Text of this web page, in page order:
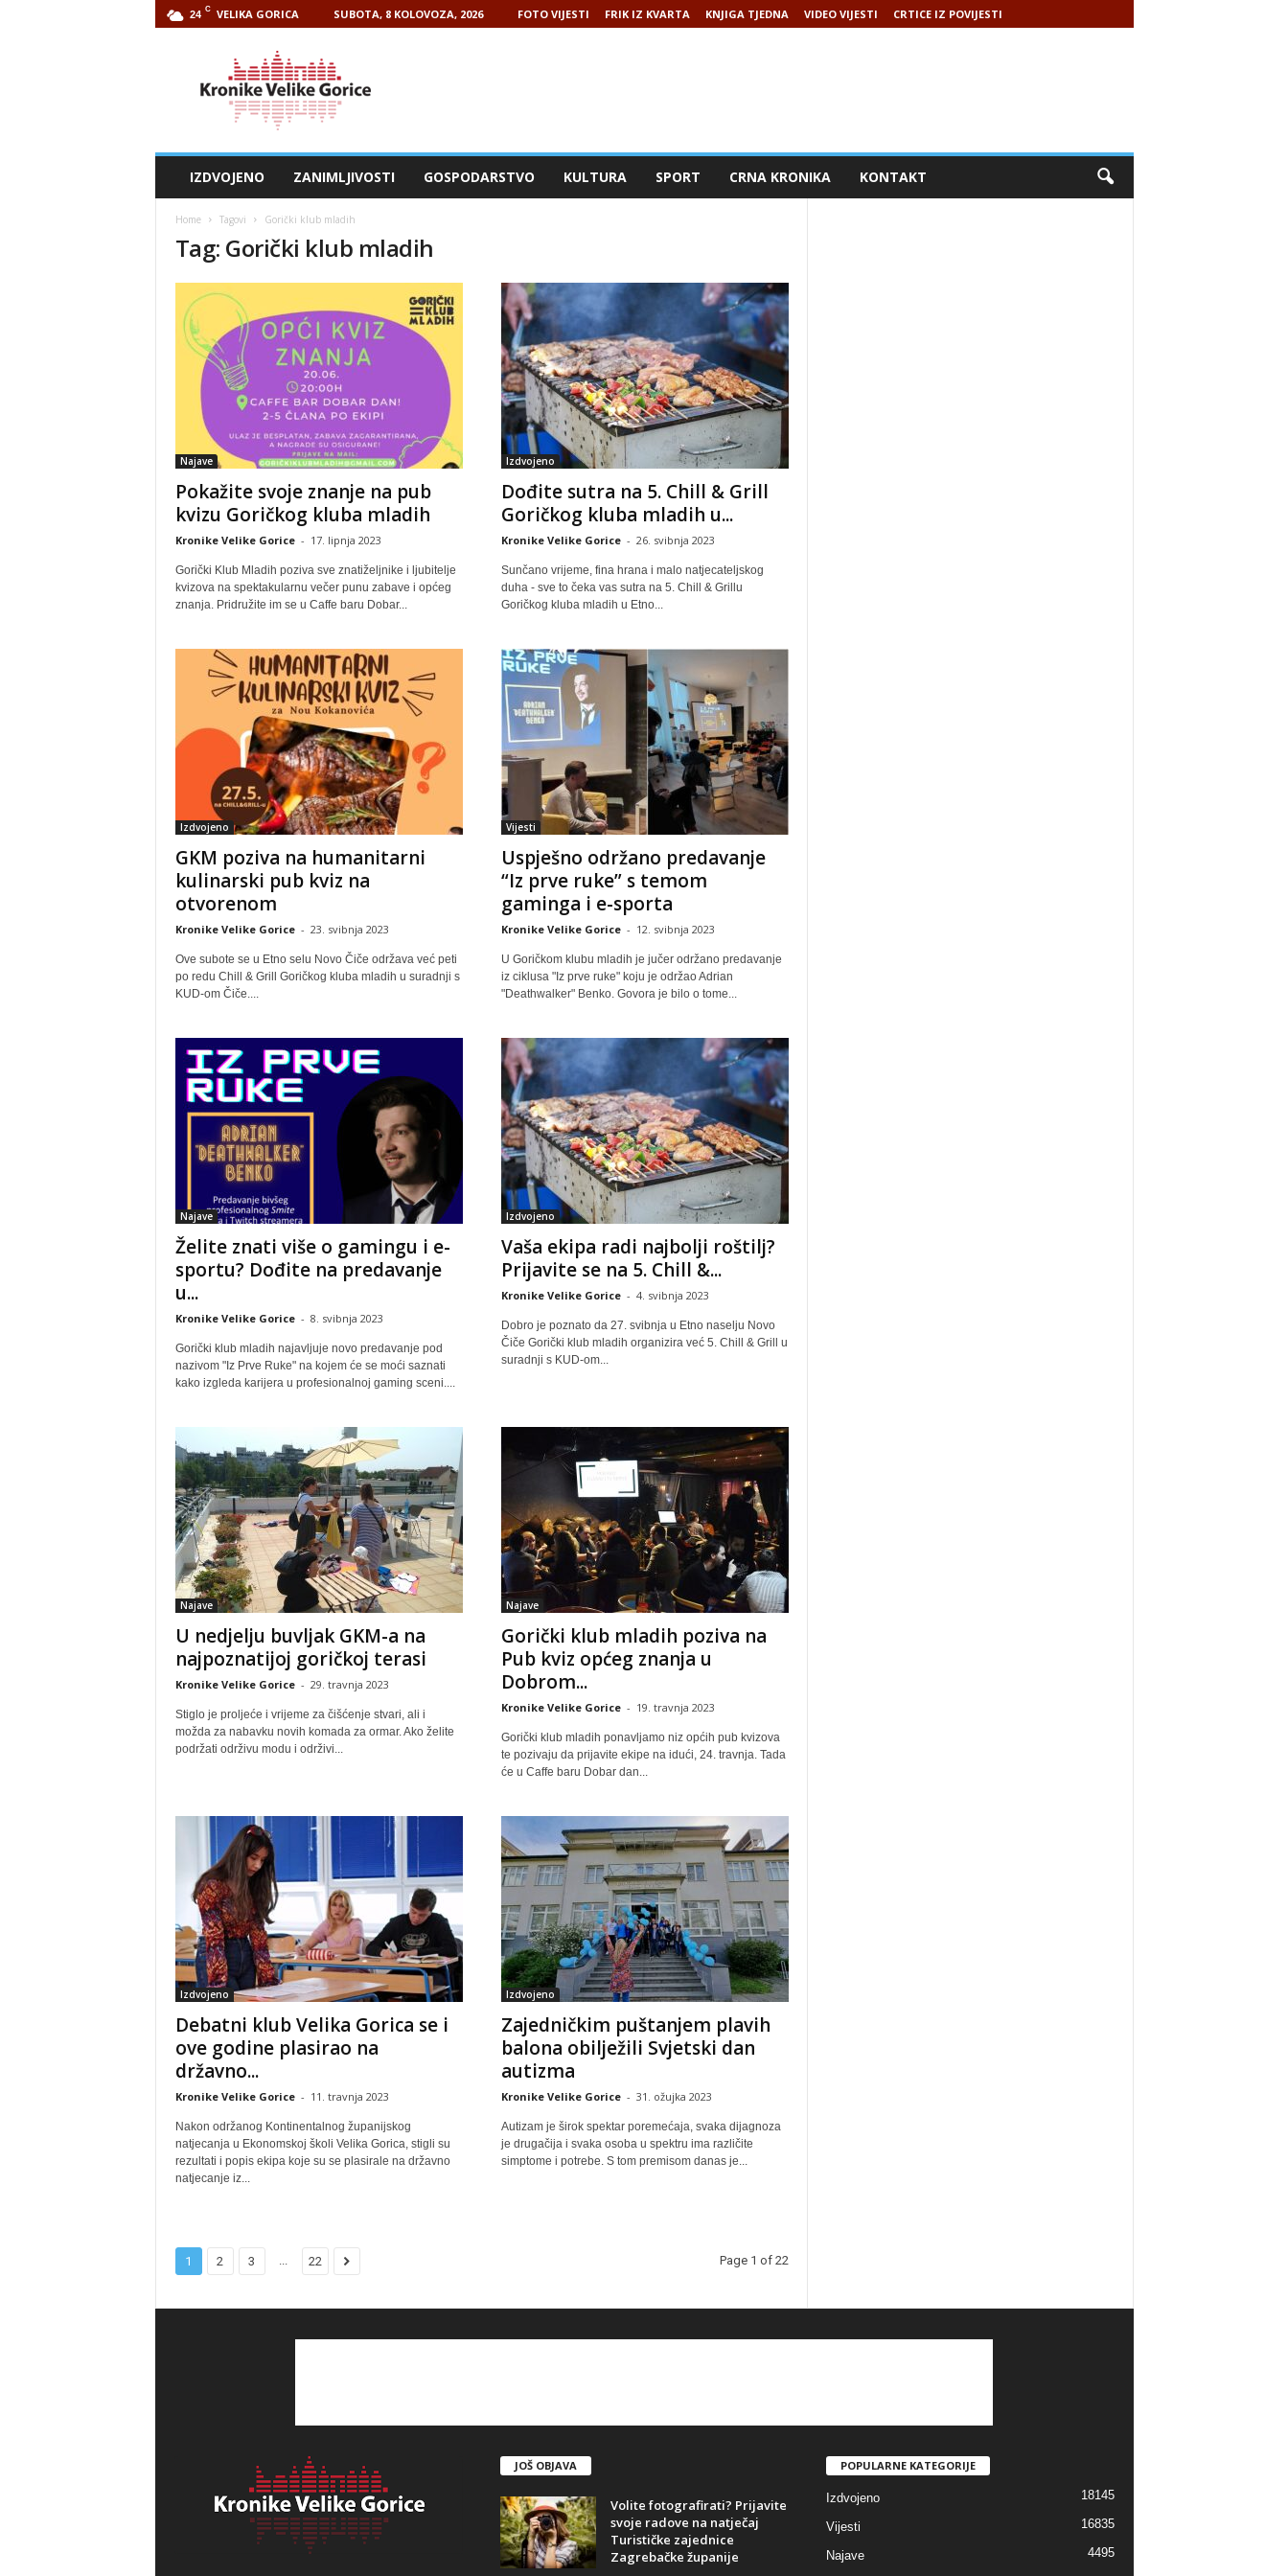
24 C VELIKA GORICA SUBOTA, 8 KOLOVOZA, 2026 FOTO VIJESTI FRIK IZ KVARTA KNJIGA TJEDNA VIDEO VIJESTI CRTICE IZ POVIJESTI
IZDVOJENO ZANIMLJIVOSTI GOSPODARSTVO KULTURA SPORT CRNA KRONIKA KONTAKT
Home Tagovi Gorički klub mladih
Tag: Gorički klub mladih
Najave
Pokažite svoje znanje na pub
kvizu Goričkog kluba mladih
Kronike Velike Gorice - 17. lipnja 2023
Gorički Klub Mladih poziva sve znatiželjnike i ljubitelje
kvizova na spektakularnu večer punu zabave i općeg
znanja. Pridružite im se u Caffe baru Dobar...
Izdvojeno
Dođite sutra na 5. Chill & Grill
Goričkog kluba mladih u...
Kronike Velike Gorice - 26. svibnja 2023
Sunčano vrijeme, fina hrana i malo natjecateljskog
duha - sve to čeka vas sutra na 5. Chill & Grillu
Goričkog kluba mladih u Etno...
Izdvojeno
GKM poziva na humanitarni
kulinarski pub kviz na
otvorenom
Kronike Velike Gorice - 23. svibnja 2023
Ove subote se u Etno selu Novo Čiče održava već peti
po redu Chill & Grill Goričkog kluba mladih u suradnji s
KUD-om Čiče....
Vijesti
Uspješno održano predavanje
“Iz prve ruke” s temom
gaminga i e-sporta
Kronike Velike Gorice - 12. svibnja 2023
U Goričkom klubu mladih je jučer održano predavanje
iz ciklusa "Iz prve ruke" koju je održao Adrian
"Deathwalker" Benko. Govora je bilo o tome...
Najave
Želite znati više o gamingu i e-
sportu? Dođite na predavanje
u...
Kronike Velike Gorice - 8. svibnja 2023
Gorički klub mladih najavljuje novo predavanje pod
nazivom "Iz Prve Ruke" na kojem će se moći saznati
kako izgleda karijera u profesionalnoj gaming sceni....
Izdvojeno
Vaša ekipa radi najbolji roštilj?
Prijavite se na 5. Chill &...
Kronike Velike Gorice - 4. svibnja 2023
Dobro je poznato da 27. svibnja u Etno naselju Novo
Čiče Gorički klub mladih organizira već 5. Chill & Grill u
suradnji s KUD-om...
Najave
U nedjelju buvljak GKM-a na
najpoznatijoj goričkoj terasi
Kronike Velike Gorice - 29. travnja 2023
Stiglo je proljeće i vrijeme za čišćenje stvari, ali i
možda za nabavku novih komada za ormar. Ako želite
podržati održivu modu i održivi...
Najave
Gorički klub mladih poziva na
Pub kviz općeg znanja u
Dobrom...
Kronike Velike Gorice - 19. travnja 2023
Gorički klub mladih ponavljamo niz općih pub kvizova
te pozivaju da prijavite ekipe na idući, 24. travnja. Tada
će u Caffe baru Dobar dan...
Izdvojeno
Debatni klub Velika Gorica se i
ove godine plasirao na
državno...
Kronike Velike Gorice - 11. travnja 2023
Nakon održanog Kontinentalnog županijskog
natjecanja u Ekonomskoj školi Velika Gorica, stigli su
rezultati i popis ekipa koje su se plasirale na državno
natjecanje iz...
Izdvojeno
Zajedničkim puštanjem plavih
balona obilježili Svjetski dan
autizma
Kronike Velike Gorice - 31. ožujka 2023
Autizam je širok spektar poremećaja, svaka dijagnoza
je drugačija i svaka osoba u spektru ima različite
simptome i potrebe. S tom premisom danas je...
1 2 3 ... 22 Page 1 of 22
JOŠ OBJAVA
Volite fotografirati? Prijavite
svoje radove na natječaj
Turističke zajednice
Zagrebačke županije
POPULARNE KATEGORIJE
Izdvojeno 18145
Vijesti 16835
Najave
4495